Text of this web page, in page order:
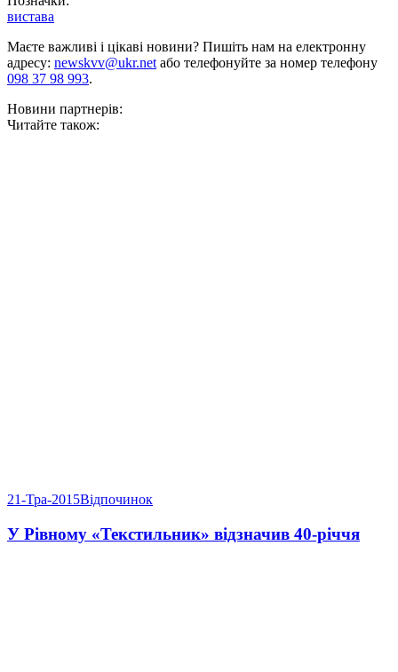
вистава
Маєте важливі і цікаві новини? Пишіть нам на електронну
адресу: newskvv@ukr.netабо телефонуйте за номер телефону
098 37 98 993.
Новини партнерів:
Читайте також:
21-Тра-2015Відпочинок
У Рівному «Текстильник» відзначив 40-річчя